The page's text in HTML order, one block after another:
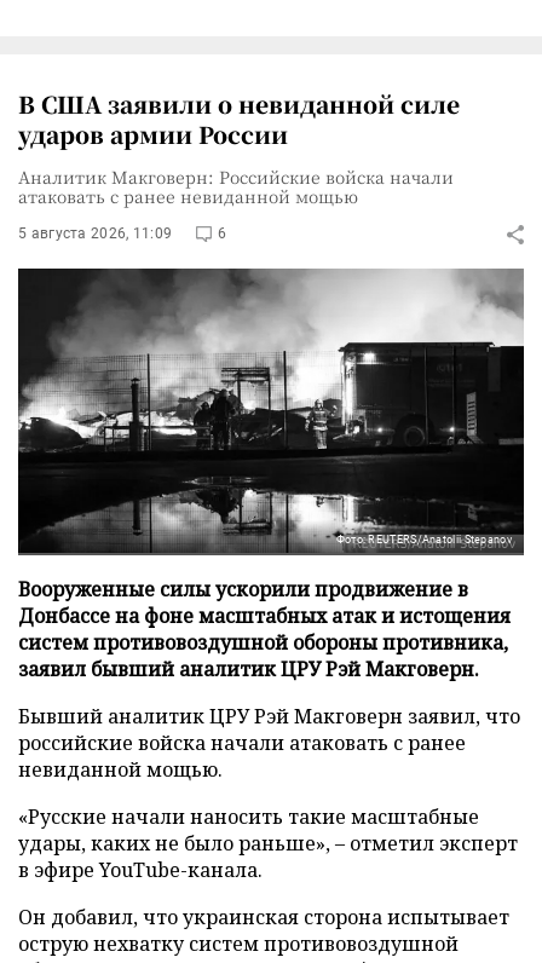
В США заявили о невиданной силе
ударов армии России
Аналитик Макговерн: Российские войска начали
атаковать с ранее невиданной мощью
5 августа 2026, 11:09 6
Фото: REUTERS/Anatolii Stepanov
Вооруженные силы ускорили продвижение в
Донбассе на фоне масштабных атак и истощения
систем противовоздушной обороны противника,
заявил бывший аналитик ЦРУ Рэй Макговерн.
Бывший аналитик ЦРУ Рэй Макговерн заявил, что
российские войска начали атаковать с ранее
невиданной мощью.
«Русские начали наносить такие масштабные
удары, каких не было раньше», – отметил эксперт
в эфире YouTube-канала.
Он добавил, что украинская сторона испытывает
острую нехватку систем противовоздушной